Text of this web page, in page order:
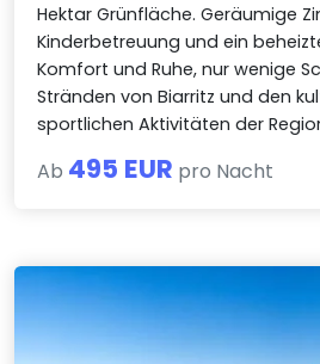
Hektar Grünfläche. Geräumige
Kinderbetreuung und ein
Komfort und Ruhe, nur wenige
Stränden von Biarritz und den
sportlichen Aktivitäten der
Ab 495 EUR pro Nacht